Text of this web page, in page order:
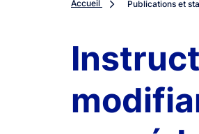
Accueil Publications et